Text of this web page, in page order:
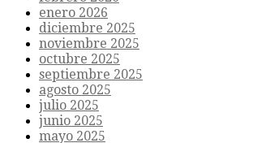
enero 2026
diciembre 2025
noviembre 2025
octubre 2025
septiembre 2025
agosto 2025
julio 2025
junio 2025
mayo 2025